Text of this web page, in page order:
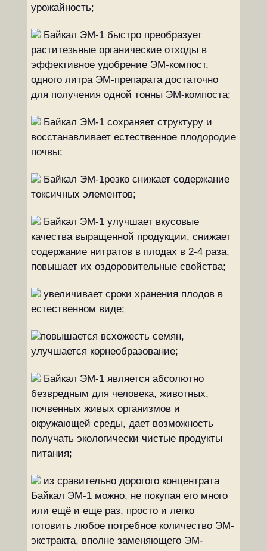
урожайность;
Байкал ЭМ-1 быстро преобразует
раститезьные органические отходы в
эффективное удобрение ЭМ-компост,
одного литра ЭМ-препарата достаточно
для получения одной тонны ЭМ-компоста;
Байкал ЭМ-1 сохраняет структуру и
восстанавливает естественное плодородие
почвы;
Байкал ЭМ-1резко снижает содержание
токсичных элементов;
Байкал ЭМ-1 улучшает вкусовые
качества выращенной продукции, снижает
содержание нитратов в плодах в 2-4 раза,
повышает их оздоровительные свойства;
увеличивает сроки хранения плодов в
естественном виде;
повышается всхожесть семян,
улучшается корнеобразование;
Байкал ЭМ-1 является абсолютно
безвредным для человека, животных,
почвенных живых организмов и
окружающей среды, дает возможность
получать экологически чистые продукты
питания;
из сравительно дорогого концентрата
Байкал ЭМ-1 можно, не покупая его много
или ещё и еще раз, просто и легко
готовить любое потребное количество ЭМ-
экстракта, вполне заменяющего ЭМ-